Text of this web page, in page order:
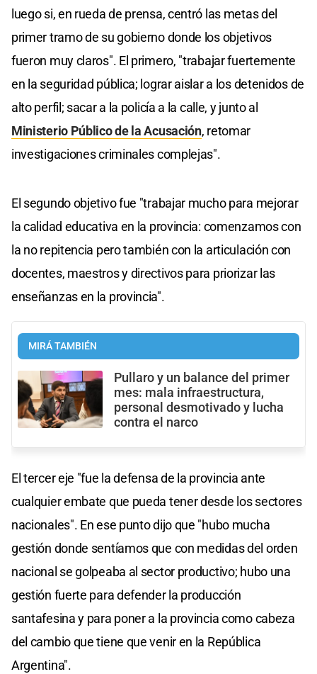
luego si, en rueda de prensa, centró las metas del
primer tramo de su gobierno donde los objetivos
fueron muy claros". El primero, "trabajar fuertemente
en la seguridad pública; lograr aislar a los detenidos de
alto perfil; sacar a la policía a la calle, y junto al
Ministerio Público de la Acusación, retomar
investigaciones criminales complejas".
El segundo objetivo fue "trabajar mucho para mejorar
la calidad educativa en la provincia: comenzamos con
la no repitencia pero también con la articulación con
docentes, maestros y directivos para priorizar las
enseñanzas en la provincia".
MIRÁ TAMBIÉN
Pullaro y un balance del primer
mes: mala infraestructura,
personal desmotivado y lucha
contra el narco
El tercer eje "fue la defensa de la provincia ante
cualquier embate que pueda tener desde los sectores
nacionales". En ese punto dijo que "hubo mucha
gestión donde sentíamos que con medidas del orden
nacional se golpeaba al sector productivo; hubo una
gestión fuerte para defender la producción
santafesina y para poner a la provincia como cabeza
del cambio que tiene que venir en la República
Argentina".